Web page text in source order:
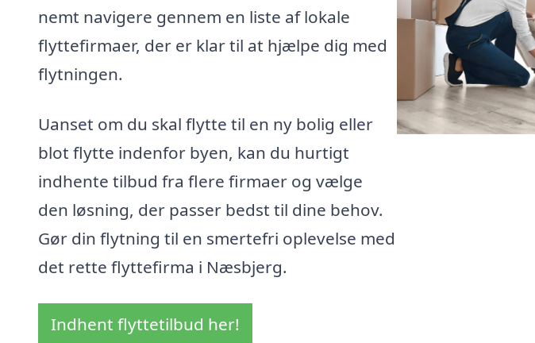
nemt navigere gennem en liste af lokale
flyttefirmaer, der er klar til at hjælpe dig med
flytningen.
Uanset om du skal flytte til en ny bolig eller
blot flytte indenfor byen, kan du hurtigt
indhente tilbud fra flere firmaer og vælge
den løsning, der passer bedst til dine behov.
Gør din flytning til en smertefri oplevelse med
det rette flyttefirma i Næsbjerg.
Indhent flyttetilbud her!